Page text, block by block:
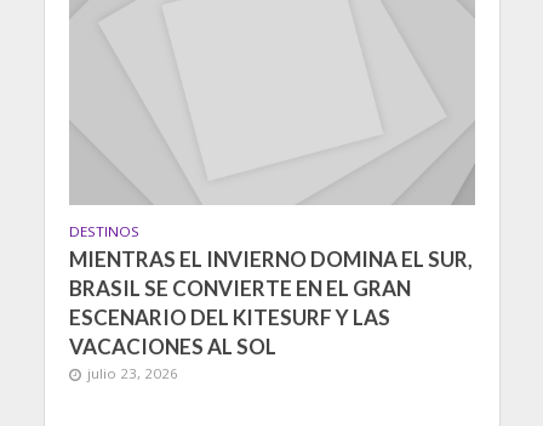
DESTINOS
MIENTRAS EL INVIERNO DOMINA EL SUR,
BRASIL SE CONVIERTE EN EL GRAN
ESCENARIO DEL KITESURF Y LAS
VACACIONES AL SOL
julio 23, 2026